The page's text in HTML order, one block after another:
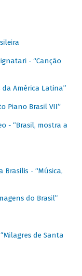
- “Canção
América Latina”
Piano Brasil VII”
- “Brasil, mostra a
Brasilis - “Música,
do Brasil”
de Santa